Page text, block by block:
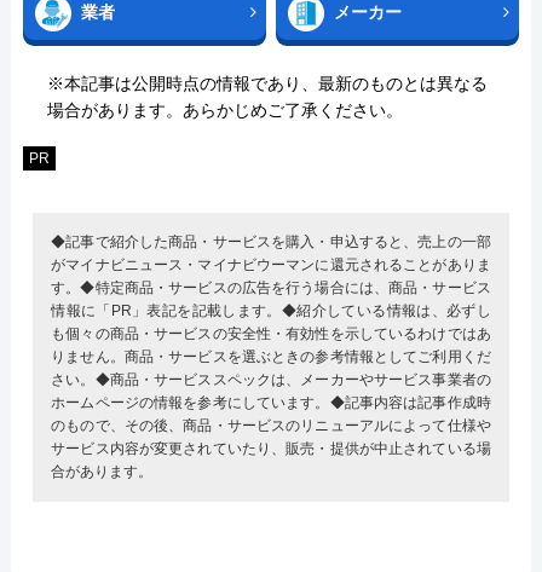
業者 メーカー
※本記事は公開時点の情報であり、最新のものとは異なる
場合があります。あらかじめご了承ください。
PR
◆記事で紹介した商品・サービスを購入・申込すると、売上の一部
がマイナビニュース・マイナビウーマンに還元されることがありま
す。◆特定商品・サービスの広告を行う場合には、商品・サービス
情報に「PR」表記を記載します。◆紹介している情報は、必ずし
も個々の商品・サービスの安全性・有効性を示しているわけではあ
りません。商品・サービスを選ぶときの参考情報としてご利用くだ
さい。◆商品・サービススペックは、メーカーやサービス事業者の
ホームページの情報を参考にしています。◆記事内容は記事作成時
のもので、その後、商品・サービスのリニューアルによって仕様や
サービス内容が変更されていたり、販売・提供が中止されている場
合があります。